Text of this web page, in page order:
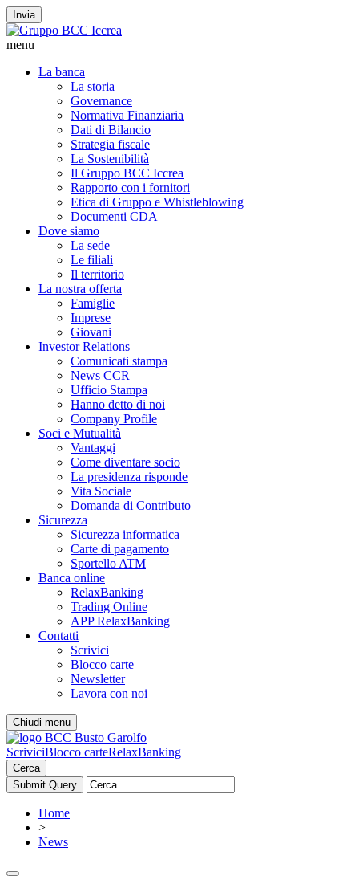
Invia
menu
La banca
La storia
Governance
Normativa Finanziaria
Dati di Bilancio
Strategia fiscale
La Sostenibilità
Il Gruppo BCC Iccrea
Rapporto con i fornitori
Etica di Gruppo e Whistleblowing
Documenti CDA
Dove siamo
La sede
Le filiali
Il territorio
La nostra offerta
Famiglie
Imprese
Giovani
Investor Relations
Comunicati stampa
News CCR
Ufficio Stampa
Hanno detto di noi
Company Profile
Soci e Mutualità
Vantaggi
Come diventare socio
La presidenza risponde
Vita Sociale
Domanda di Contributo
Sicurezza
Sicurezza informatica
Carte di pagamento
Sportello ATM
Banca online
RelaxBanking
Trading Online
APP RelaxBanking
Contatti
Scrivici
Blocco carte
Newsletter
Lavora con noi
Chiudi menu
ScriviciBlocco carteRelaxBanking
Cerca
Home
>
News